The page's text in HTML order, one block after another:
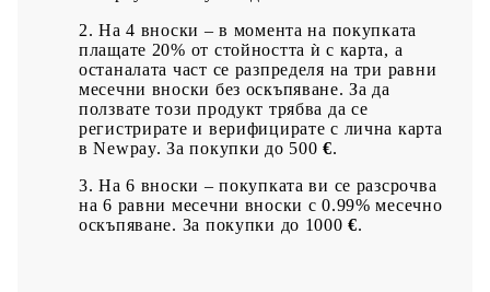
На 4 вноски – в момента на покупката
плащате 20% от стойността ѝ с карта, а
останалата част се разпределя на три равни
месечни вноски без оскъпяване. За да
ползвате този продукт трябва да се
регистрирате и верифицирате с лична карта
в Newpay. За покупки до 500€.
На 6 вноски – покупката ви се разсрочва
на 6 равни месечни вноски с 0.99% месечно
оскъпяване. За покупки до 1000€.